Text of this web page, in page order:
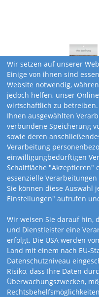
Art.-Nr. 137
15,5 x 48,5 cm
Landpartie
Wir setzen auf unserer
Einige von ihnen sind
Website notwendig,
jedoch helfen, unser
wirtschaftlich zu
Ihnen ausgewählten
verbundene Speicherung
sowie deren
Verarbeitung
einwilligungbedürftigen
Schaltfläche
essenzielle
Sie können diese Auswahl
Einstellungen" aufrufen
Wir weisen Sie darauf hin,
und Dienstleister eine
erfolgt. Die USA werden
Land mit einem nach EU-
Datenschutzniveau
Risiko, dass Ihre Daten
Überwachungszwecken,